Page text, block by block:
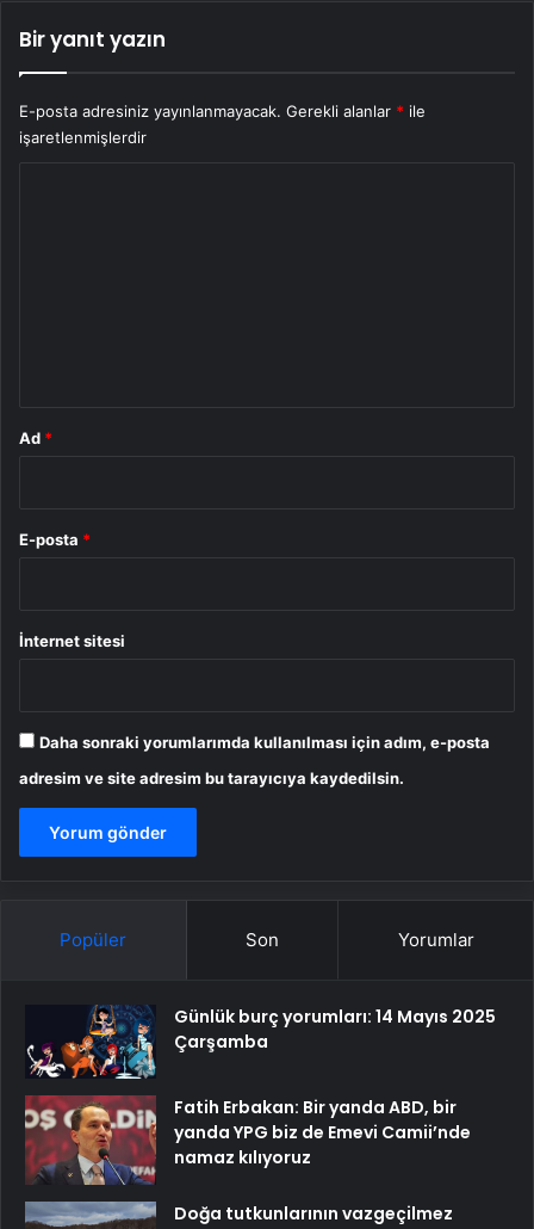
Bir yanıt yazın
E-posta adresiniz yayınlanmayacak. Gerekli alanlar * ile
işaretlenmişlerdir
Ad *
E-posta *
İnternet sitesi
Daha sonraki yorumlarımda kullanılması için adım, e-posta
adresim ve site adresim bu tarayıcıya kaydedilsin.
Popüler Son Yorumlar
Günlük burç yorumları: 14 Mayıs 2025
Çarşamba
Fatih Erbakan: Bir yanda ABD, bir
yanda YPG biz de Emevi Camii’nde
namaz kılıyoruz
Doğa tutkunlarının vazgeçilmez